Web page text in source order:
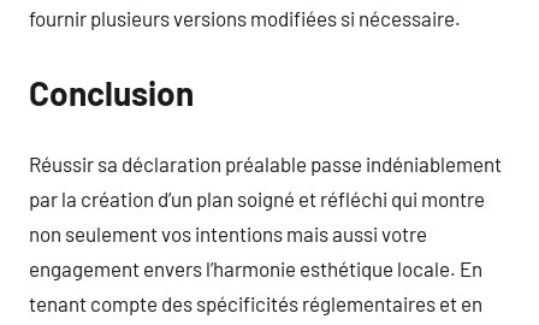
fournir plusieurs versions modifiées si nécessaire.
Conclusion
Réussir sa déclaration préalable passe indéniablement
par la création d’un plan soigné et réfléchi qui montre
non seulement vos intentions mais aussi votre
engagement envers l’harmonie esthétique locale. En
tenant compte des spécificités réglementaires et en